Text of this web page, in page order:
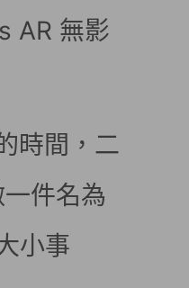
AR 無影
時間，二
件名為
小事